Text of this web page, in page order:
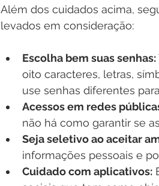
Além dos cuidados acima,
levados em consideração:
Escolha bem suas senhas:
oito caracteres, letras,
use senhas diferentes
Acessos em redes
não há como garantir se
Seja seletivo ao aceitar
informações pessoais e
Cuidado com aplicativos: